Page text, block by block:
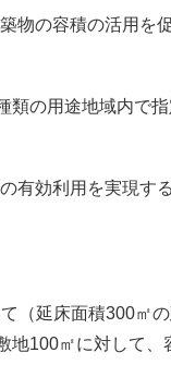
物の容積の活用を
類の用途地域内で
有効利用を実現す
（延床面積300㎡
地100㎡に対して、